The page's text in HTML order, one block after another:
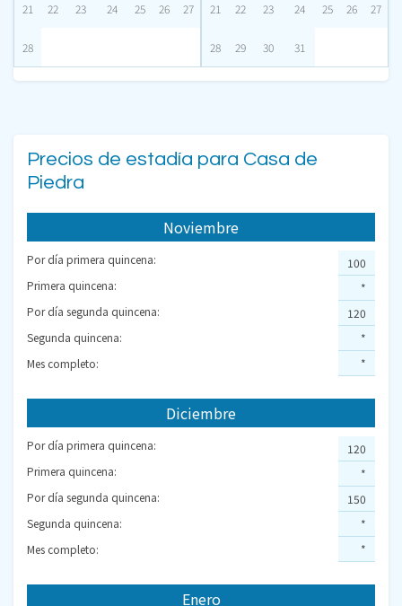
21 22 23 24 25 26 27
28
21 22 23 24 25 26 27
28 29 30 31
Precios de estadía para Casa de
Piedra
Noviembre
Por día primera quincena:
Primera quincena:
Por día segunda quincena:
Segunda quincena:
Mes completo:
100
*
120
*
*
Diciembre
Por día primera quincena:
Primera quincena:
Por día segunda quincena:
Segunda quincena:
Mes completo:
120
*
150
*
*
Enero